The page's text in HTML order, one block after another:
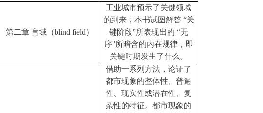
第二章 盲域（blind field）
工业城市预示了关键领域
的到来；本书试图解答 “关
键阶段”所表现出的 “无
序”所暗含的内在规律，即
关键时期发生了什么。
借助一系列方法，论证了
都市现象的整体性、普遍
性、现实性或潜在性、复
杂性的特征。都市现象的